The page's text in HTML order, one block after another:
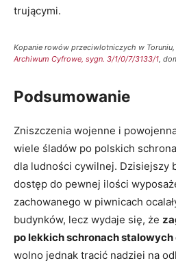
trującymi.
Kopanie rowów przeciwlotniczych w
Archiwum Cyfrowe, sygn. 3/1/0/7/3133/1 ,
Podsumowanie
Zniszczenia wojenne i
wiele śladów po polskich
dla ludności cywilnej. Dzisiejszy
dostęp do pewnej ilości
zachowanego w piwnicach
budynków, lecz wydaje się, że
po lekkich schronach
wolno jednak tracić nadziei na